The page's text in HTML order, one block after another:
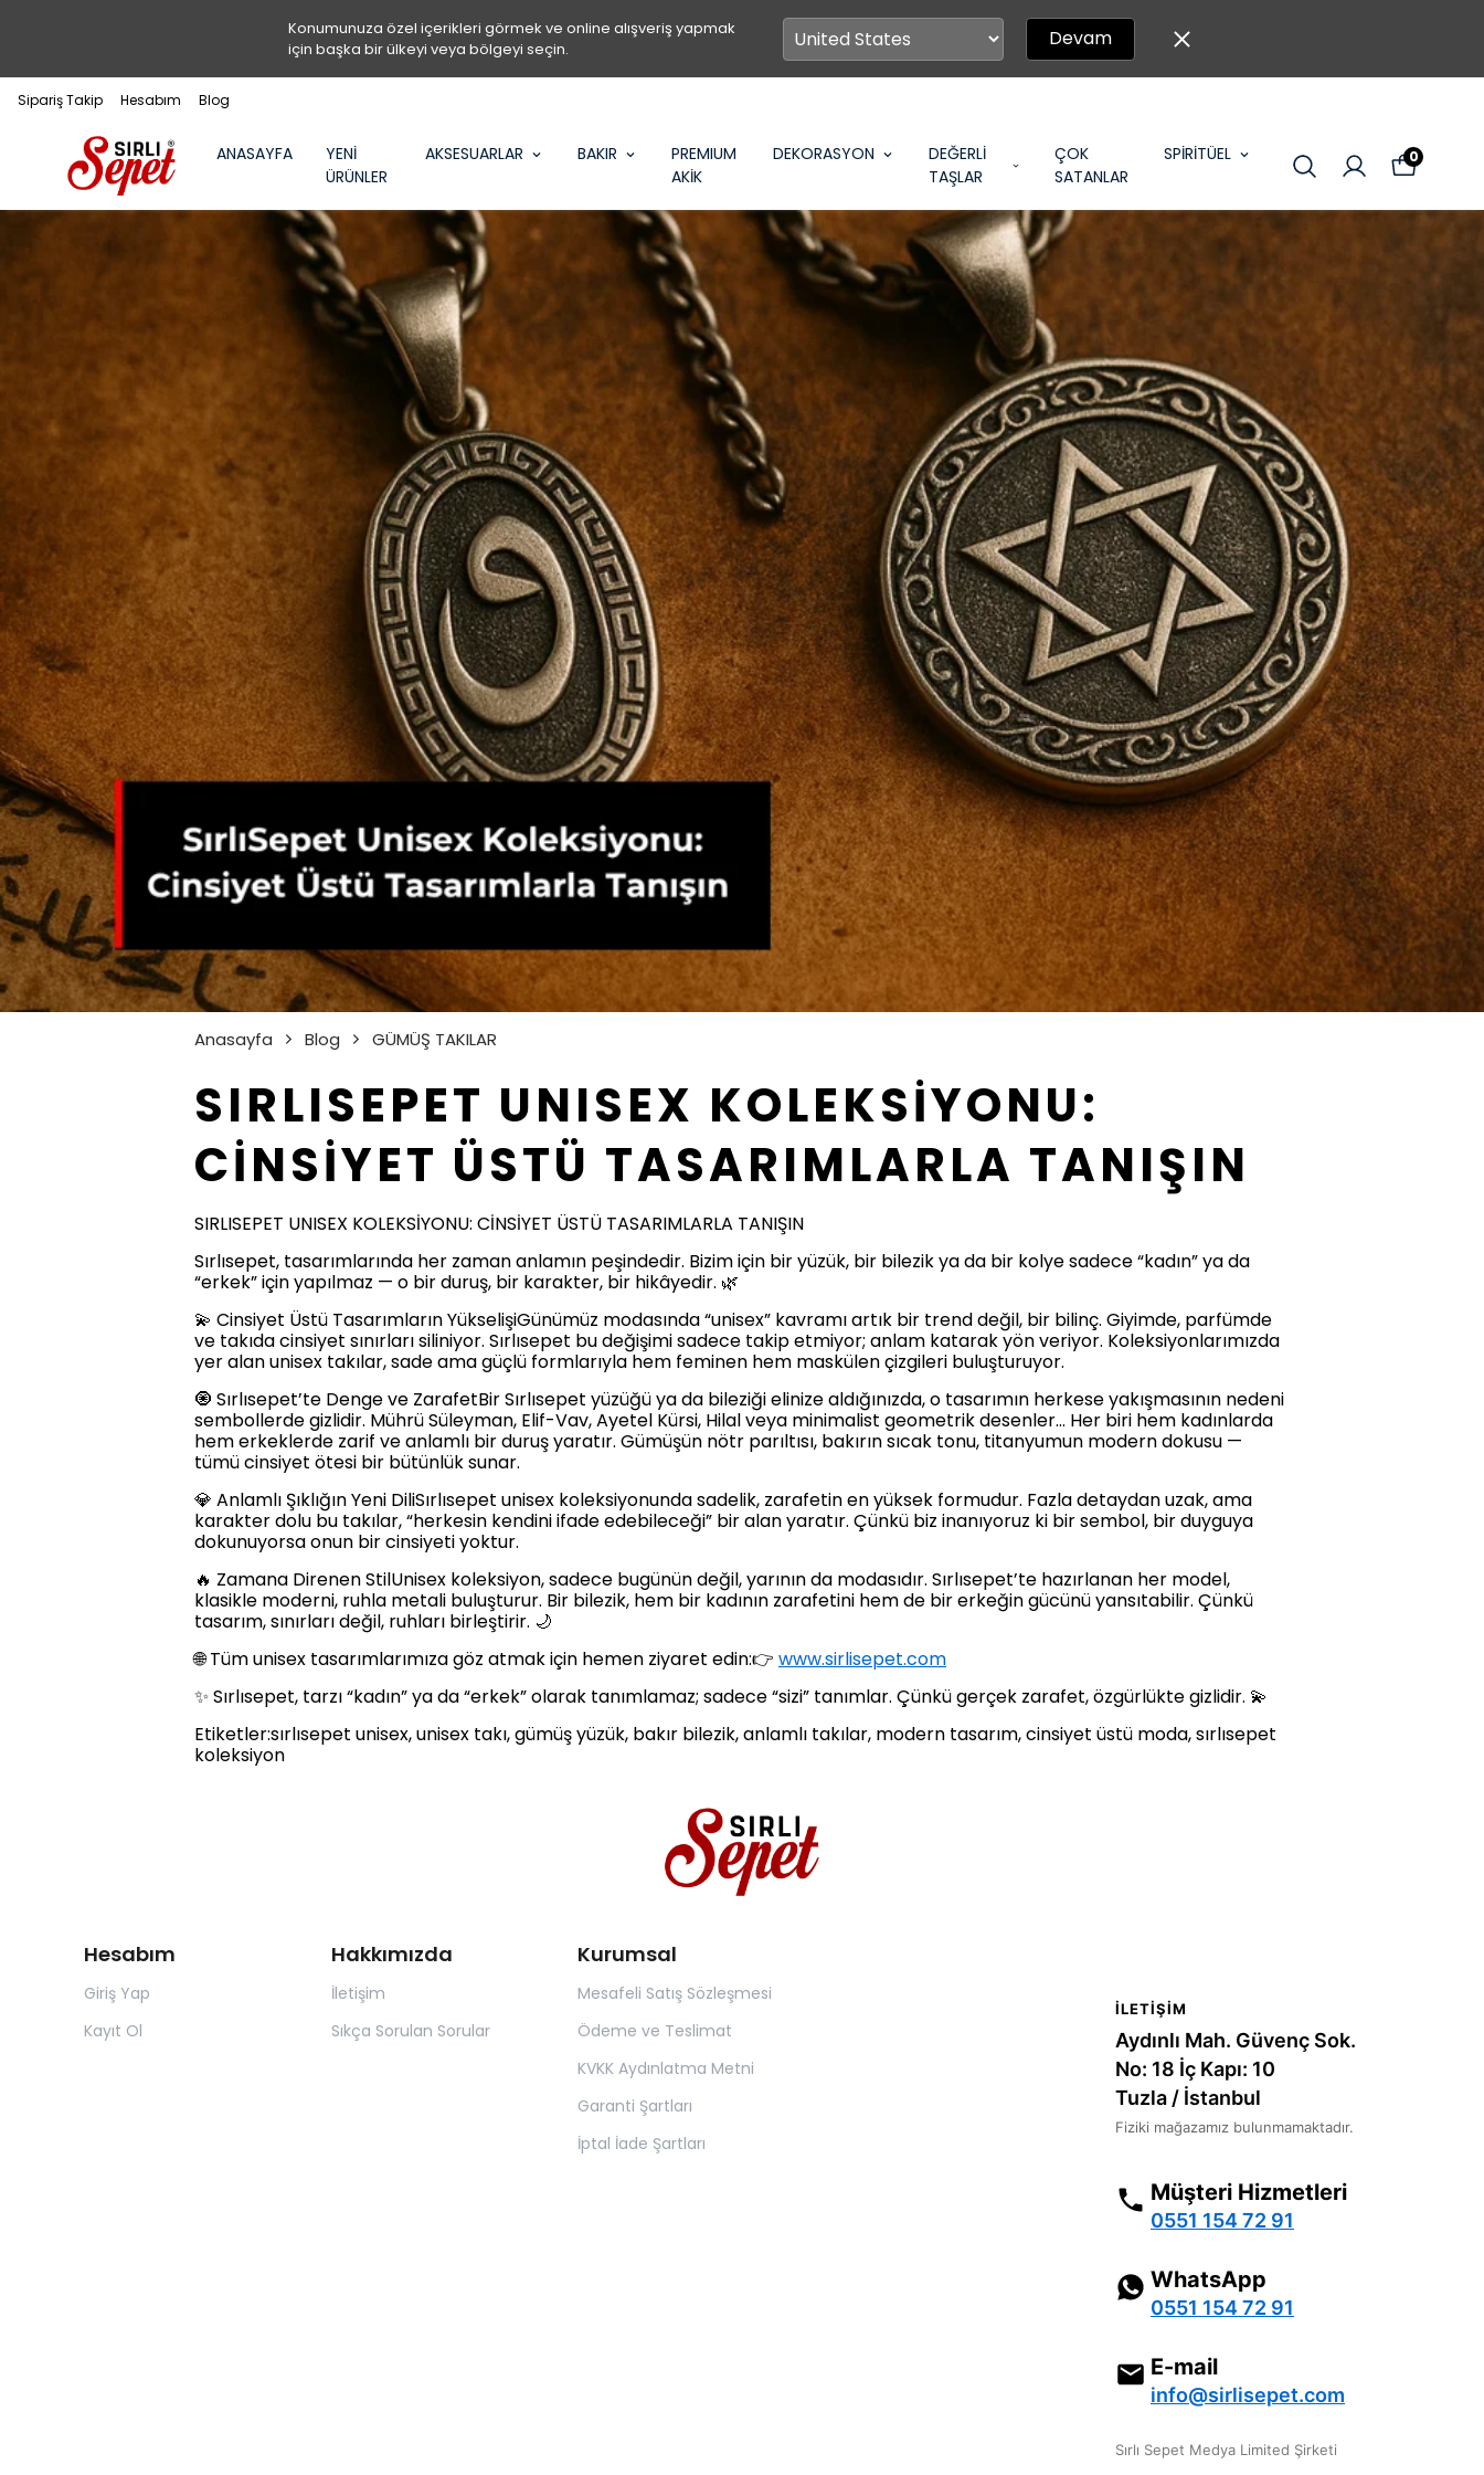
Konumunuza özel içerikleri görmek ve online alışveriş yapmak
için başka bir ülkeyi veya bölgeyi seçin.
Devam
Sipariş Takip Hesabım Blog
ANASAYFA
YENİ
ÜRÜNLER
AKSESUARLAR BAKIR
PREMIUM
AKİK
DEKORASYON
DEĞERLİ
TAŞLAR
ÇOK
SATANLAR
SPİRİTÜEL 0
Anasayfa Blog GÜMÜŞ TAKILAR
SIRLISEPET UNISEX KOLEKSİYONU:
CİNSİYET ÜSTÜ TASARIMLARLA TANIŞIN
SIRLISEPET UNISEX KOLEKSİYONU: CİNSİYET ÜSTÜ TASARIMLARLA TANIŞIN
Sırlısepet, tasarımlarında her zaman anlamın peşindedir. Bizim için bir yüzük, bir bilezik ya da bir kolye sadece “kadın” ya da
“erkek” için yapılmaz — o bir duruş, bir karakter, bir hikâyedir. 🌿
💫 Cinsiyet Üstü Tasarımların YükselişiGünümüz modasında “unisex” kavramı artık bir trend değil, bir bilinç. Giyimde, parfümde
ve takıda cinsiyet sınırları siliniyor. Sırlısepet bu değişimi sadece takip etmiyor; anlam katarak yön veriyor. Koleksiyonlarımızda
yer alan unisex takılar, sade ama güçlü formlarıyla hem feminen hem maskülen çizgileri buluşturuyor.
🧿 Sırlısepet’te Denge ve ZarafetBir Sırlısepet yüzüğü ya da bileziği elinize aldığınızda, o tasarımın herkese yakışmasının nedeni
sembollerde gizlidir. Mührü Süleyman, Elif-Vav, Ayetel Kürsi, Hilal veya minimalist geometrik desenler… Her biri hem kadınlarda
hem erkeklerde zarif ve anlamlı bir duruş yaratır. Gümüşün nötr parıltısı, bakırın sıcak tonu, titanyumun modern dokusu —
tümü cinsiyet ötesi bir bütünlük sunar.
💎 Anlamlı Şıklığın Yeni DiliSırlısepet unisex koleksiyonunda sadelik, zarafetin en yüksek formudur. Fazla detaydan uzak, ama
karakter dolu bu takılar, “herkesin kendini ifade edebileceği” bir alan yaratır. Çünkü biz inanıyoruz ki bir sembol, bir duyguya
dokunuyorsa onun bir cinsiyeti yoktur.
🔥 Zamana Direnen StilUnisex koleksiyon, sadece bugünün değil, yarının da modasıdır. Sırlısepet’te hazırlanan her model,
klasikle moderni, ruhla metali buluşturur. Bir bilezik, hem bir kadının zarafetini hem de bir erkeğin gücünü yansıtabilir. Çünkü
tasarım, sınırları değil, ruhları birleştirir. 🌙
🌐 Tüm unisex tasarımlarımıza göz atmak için hemen ziyaret edin:👉 www.sirlisepet.com
✨ Sırlısepet, tarzı “kadın” ya da “erkek” olarak tanımlamaz; sadece “sizi” tanımlar. Çünkü gerçek zarafet, özgürlükte gizlidir. 💫
Etiketler:sırlısepet unisex, unisex takı, gümüş yüzük, bakır bilezik, anlamlı takılar, modern tasarım, cinsiyet üstü moda, sırlısepet
koleksiyon
Hesabım
Giriş Yap
Kayıt Ol
Hakkımızda
İletişim
Sıkça Sorulan Sorular
Kurumsal
Mesafeli Satış Sözleşmesi
Ödeme ve Teslimat
KVKK Aydınlatma Metni
Garanti Şartları
İptal İade Şartları
İLETIŞIM
Aydınlı Mah. Güvenç Sok.
No: 18 İç Kapı: 10
Tuzla / İstanbul
Fiziki mağazamız bulunmamaktadır.
Müşteri Hizmetleri
0551 154 72 91
WhatsApp
0551 154 72 91
E-mail
info@sirlisepet.com
Sırlı Sepet Medya Limited Şirketi